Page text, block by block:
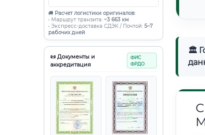
🚚 Расчет логистики оригиналов:
• Маршрут транзита: ~3 663 км
• Экспресс-доставка СДЭК / Почтой: 5–7
рабочих дней
📜 Документы и
аккредитация
ФИС
ФРДО
🏛